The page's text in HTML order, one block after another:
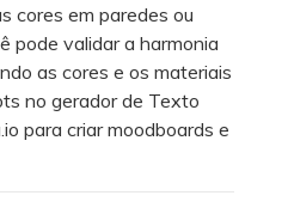
em paredes ou
pode validar a harmonia
as cores e os materiais
no gerador de Texto
para criar moodboards e